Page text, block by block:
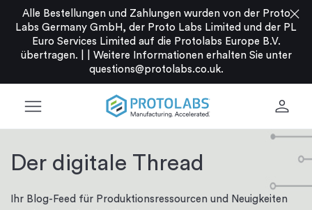
Alle Bestellungen und Zahlungen wurden von der Proto
Labs Germany GmbH, der Proto Labs Limited und der PL
Euro Services Limited auf die Protolabs Europe B.V.
übertragen. |
Weitere Informationen erhalten Sie unter
questions@protolabs.co.uk.
close
menu person
Der digitale Thread
Ihr Blog-Feed für Produktionsressourcen und Neuigkeiten